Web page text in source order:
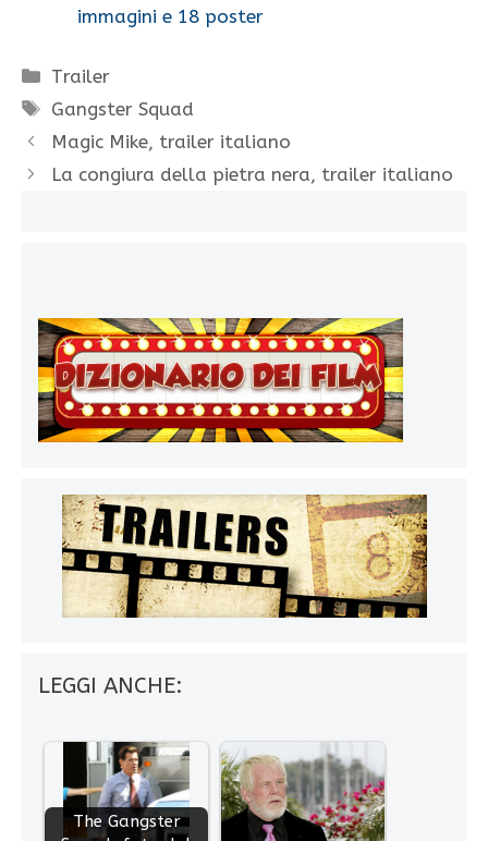
immagini e 18 poster
Categorie
Trailer
Tag
Gangster Squad
Magic Mike, trailer italiano
La congiura della pietra nera, trailer italiano
LEGGI ANCHE:
The Gangster